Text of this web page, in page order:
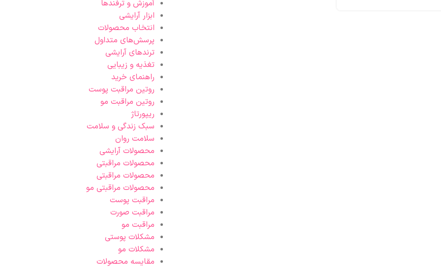
آموزش و ترفندها
ابزار آرایشی
انتخاب محصولات
پرسش‌های متداول
ترندهای آرایشی
تغذیه و زیبایی
راهنمای خرید
روتین مراقبت پوست
روتین مراقبت مو
ریپورتاژ
سبک زندگی و سلامت
سلامت روان
محصولات آرایشی
محصولات مراقبتی
محصولات مراقبتی
محصولات مراقبتی مو
مراقبت پوست
مراقبت صورت
مراقبت مو
مشکلات پوستی
مشکلات مو
مقایسه محصولات